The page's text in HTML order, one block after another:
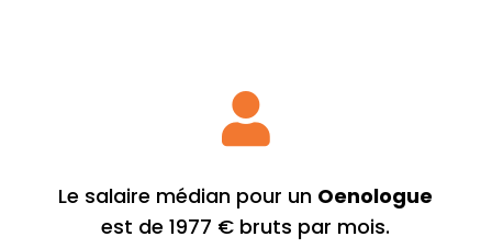

Le salaire médian pour un Oenologue
est de 1977 € bruts par mois.